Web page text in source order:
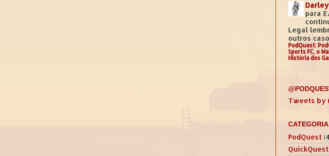
para
Legal
outros
PodQuest:
Sports FC, o
História dos
Tweets by
PodQuest
QuickQuest